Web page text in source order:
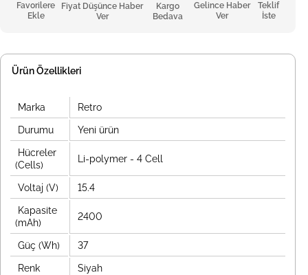
Favorilere
Ekle
Fiyat Düşünce Haber
Ver
Kargo
Bedava
Gelince Haber
Ver
Teklif
İste
Ürün Özellikleri
Marka Retro
Durumu Yeni ürün
Hücreler
(Cells)
Li-polymer - 4 Cell
Voltaj (V) 15.4
Kapasite
(mAh)
2400
Güç (Wh) 37
Renk Siyah